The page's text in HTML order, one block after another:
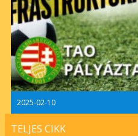
2025-02-10
TELJES CIKK